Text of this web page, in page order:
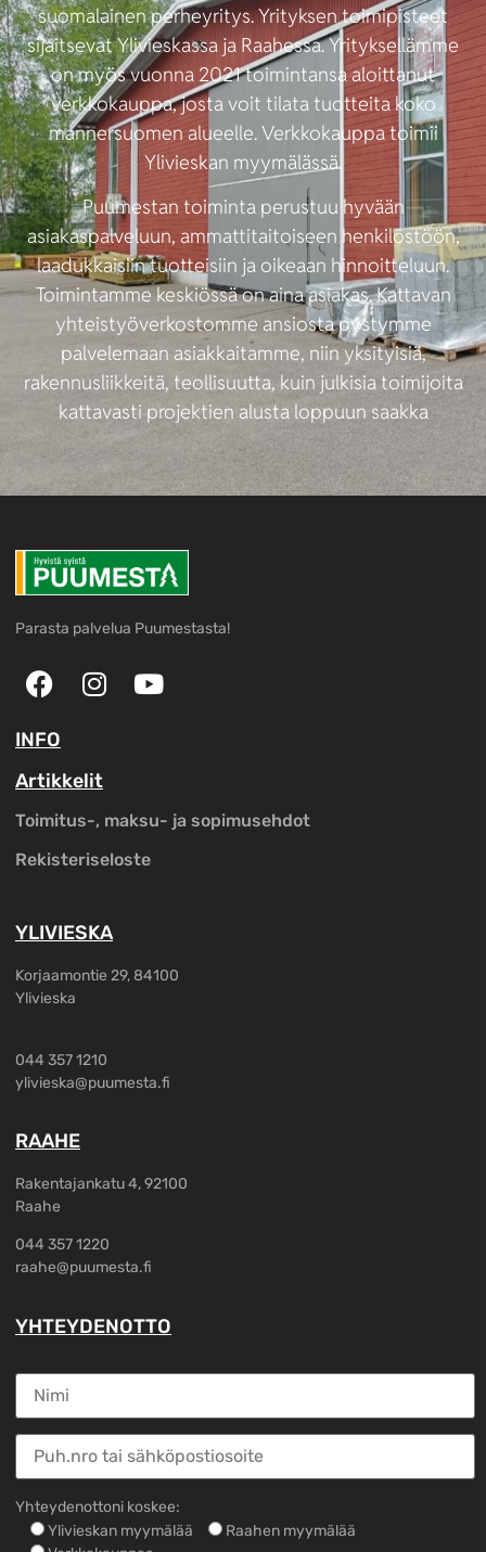
suomalainen perheyritys. Yrityksen toimipisteet
sijaitsevat Ylivieskassa ja Raahessa. Yrityksellämme
on myös vuonna 2021 toimintansa aloittanut
verkkokauppa, josta voit tilata tuotteita koko
mannersuomen alueelle. Verkkokauppa toimii
Ylivieskan myymälässä.
Puumestan toiminta perustuu hyvään
asiakaspalveluun, ammattitaitoiseen henkilöstöön,
laadukkaisiin tuotteisiin ja oikeaan hinnoitteluun.
Toimintamme keskiössä on aina asiakas. Kattavan
yhteistyöverkostomme ansiosta pystymme
palvelemaan asiakkaitamme, niin yksityisiä,
rakennusliikkeitä, teollisuutta, kuin julkisia toimijoita
kattavasti projektien alusta loppuun saakka
Parasta palvelua Puumestasta!
INFO
Artikkelit
Toimitus-, maksu- ja sopimusehdot
Rekisteriseloste
YLIVIESKA
Korjaamontie 29, 84100
Ylivieska
044 357 1210
ylivieska@puumesta.fi
RAAHE
Rakentajankatu 4, 92100
Raahe
044 357 1220
raahe@puumesta.fi
YHTEYDENOTTO
Yhteydenottoni koskee:
Ylivieskan myymälää
Raahen myymälää